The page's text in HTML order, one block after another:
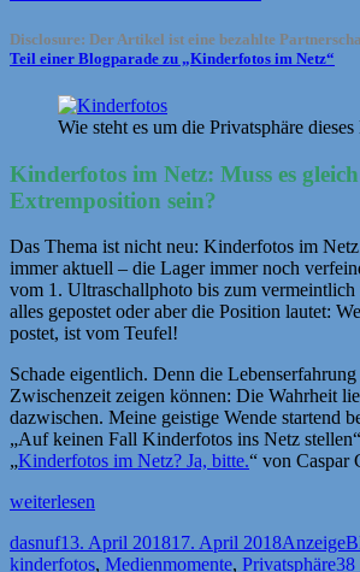
Disclosure: Der Artikel ist eine bezahlte
Teil einer Blogparade zu „Kinderfotos im Netz“
Wie steht es um die Privatsphäre
Kinderfotos im Netz: Muss es
Extremposition sein?
Das Thema ist nicht neu: Kinderfotos im
immer aktuell – die Lager immer noch
vom 1. Ultraschallphoto bis zum
alles gepostet oder aber die Position lautet:
postet, ist vom Teufel!
Schade eigentlich. Denn die
Zwischenzeit zeigen können: Die Wahrheit
dazwischen. Meine geistige Wende startend
„Auf keinen Fall Kinderfotos ins Netz
„Kinderfotos im Netz? Ja, bitte.“ von Caspar
„[Anzeige]
#Medienmomente
mit
weiterlesen
Autor
dasnufVeröffentlicht
am
13. April 201817. April 2018Anzeige
kinderfotos, Medienmomente, Privatsphäre38